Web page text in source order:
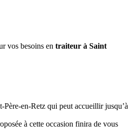
vos besoins en traiteur à Saint
en-Retz qui peut accueillir jusqu’à
à cette occasion finira de vous